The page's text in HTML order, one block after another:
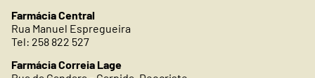
Farmácia Central
Rua Manuel Espregueira
Tel: 258 822 527
Farmácia Correia Lage